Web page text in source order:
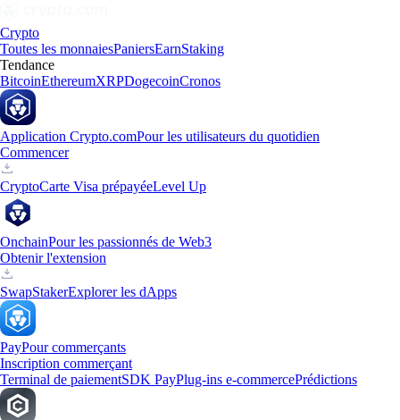
Crypto
Toutes les monnaiesPaniersEarnStaking
Tendance
BitcoinEthereumXRPDogecoinCronos
Application Crypto.comPour les utilisateurs du quotidien
Commencer
CryptoCarte Visa prépayéeLevel Up
OnchainPour les passionnés de Web3
Obtenir l'extension
SwapStakerExplorer les dApps
PayPour commerçants
Inscription commerçant
Terminal de paiementSDK PayPlug-ins e-commercePrédictions